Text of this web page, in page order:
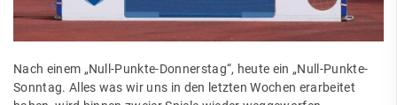
Nach einem „Null-Punkte-Donnerstag“, heute ein „Null-Punkte-
Sonntag. Alles was wir uns in den letzten Wochen erarbeitet